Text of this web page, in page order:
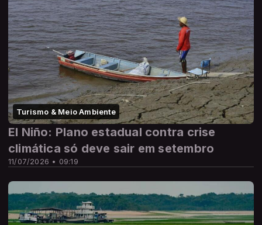
Turismo & Meio Ambiente
11/07/2026 • 09:19
El Niño: Plano estadual contra crise
climática só deve sair em setembro